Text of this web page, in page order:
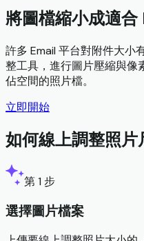
將圖檔縮小成適
許多 Email 平台對附件大小
整工具，進行圖片壓縮與像
佔空間的照片檔。
立即開始
如何線上調整照片
第 1 步
選擇圖片檔案